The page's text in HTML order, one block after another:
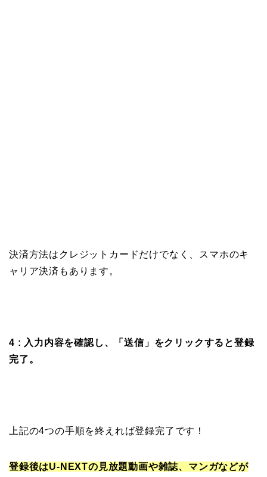
決済方法はクレジットカードだけでなく、スマホのキ
ャリア決済もあります。
4 : 入力内容を確認し、「送信」をクリックすると登録
完了。
上記の4つの手順を終えれば登録完了です！
登録後はU-NEXTの見放題動画や雑誌、マンガなどが